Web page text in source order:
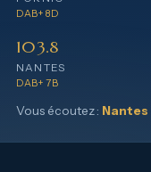
DAB+ 8D
103.8
NANTES
DAB+ 7B
Vous écoutez : Nantes